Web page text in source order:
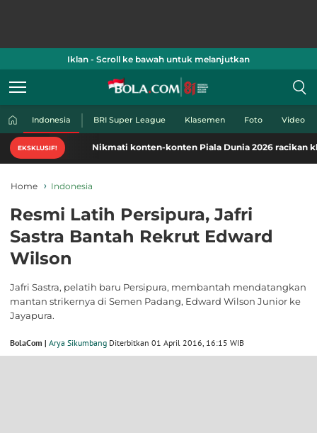
Iklan - Scroll ke bawah untuk melanjutkan
Indonesia BRI Super League Klasemen Foto Video
EKSKLUSIF!Nikmati konten-konten Piala Dunia 2026 racikan khas
Home Indonesia
Resmi Latih Persipura, Jafri
Sastra Bantah Rekrut Edward
Wilson
Jafri Sastra, pelatih baru Persipura, membantah mendatangkan
mantan strikernya di Semen Padang, Edward Wilson Junior ke
Jayapura.
BolaCom | Arya Sikumbang Diterbitkan 01 April 2016, 16:15 WIB